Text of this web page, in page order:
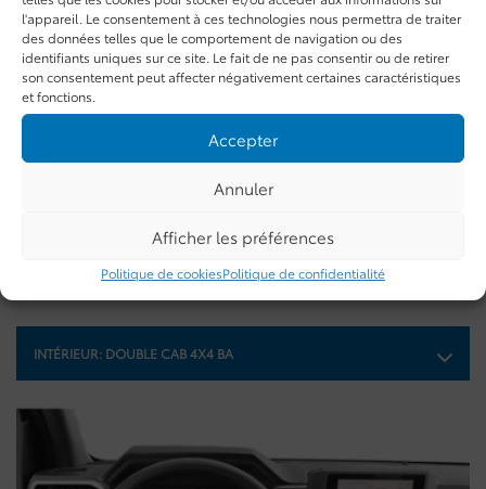
l'appareil. Le consentement à ces technologies nous permettra de traiter
des données telles que le comportement de navigation ou des
identifiants uniques sur ce site. Le fait de ne pas consentir ou de retirer
son consentement peut affecter négativement certaines caractéristiques
et fonctions.
Accepter
Annuler
Afficher les préférences
Politique de cookiesPolitique de confidentialité
Toyota Tacoma 2026
Toyota Tacoma 2026
51 824
Galerie
INTÉRIEUR: DOUBLE CAB 4X4 BA